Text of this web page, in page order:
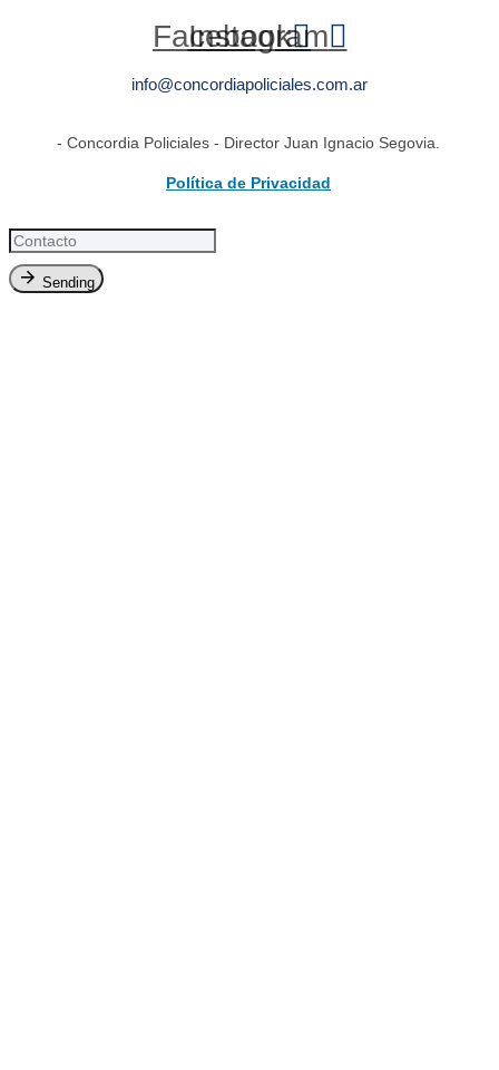
Facebook
Instagram
info@concordiapoliciales.com.ar
- Concordia Policiales - Director Juan Ignacio Segovia.
Política de Privacidad
Sending